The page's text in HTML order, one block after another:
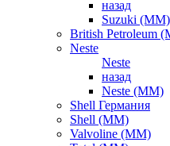
назад
Suzuki (ММ)
British Petroleum
Neste
Neste
назад
Neste (ММ)
Shell Германия
Shell (ММ)
Valvoline (ММ)